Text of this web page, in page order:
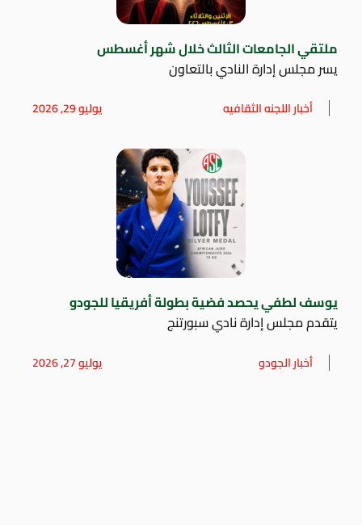
ملتقي الجامعات الثالث خلال شهر أغسطس
يسر مجلس إدارة النادي بالتعاون
أخبار اللجنه الثقافيه يوليو 29, 2026
يوسف لطفي يحصد فضية بطولة أفريقيا للجودو
يتقدم مجلس إدارة نادي سبورتنج
أخبار الجودو يوليو 27, 2026